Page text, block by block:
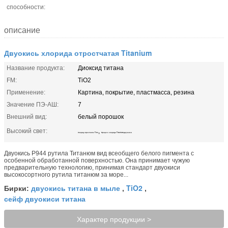
способности:
описание
Двуокись хлорида отростчатая Titanium
Название продукта:
Диоксид титана
FM:
TiO2
Применение:
Картина, покрытие, пластмасса, резина
Значение ПЭ-АШ:
7
Внешний вид:
белый порошок
Высокий свет:
Хлорид отростчатое Tio2 , Процесс хлорида Titanium двуокиси
Двуокись Р944 рутила Титанюм вид всеобщего белого пигмента с
особенной обработанной поверхностью. Она принимает чужую
предварительную технологию, принимая стандарт двуокиси
высокосортного рутила титанюм за море...
Бирки: двуокись титана в мыле , TiO2 ,
сейф двуокиси титана
Характер продукции >